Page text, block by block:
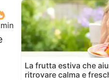
La frutta estiva che
ritrovare calma e